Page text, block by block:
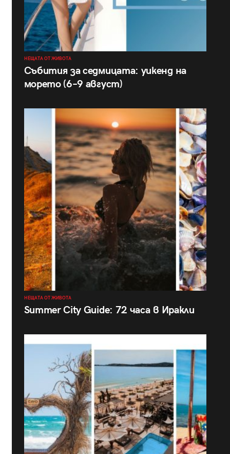
НЕЩАТА ОТ ЖИВОТА
Събития за седмицата: уикенд на
морето (6–9 август)
НЕЩАТА ОТ ЖИВОТА
Summer City Guide: 72 часа в Иракли